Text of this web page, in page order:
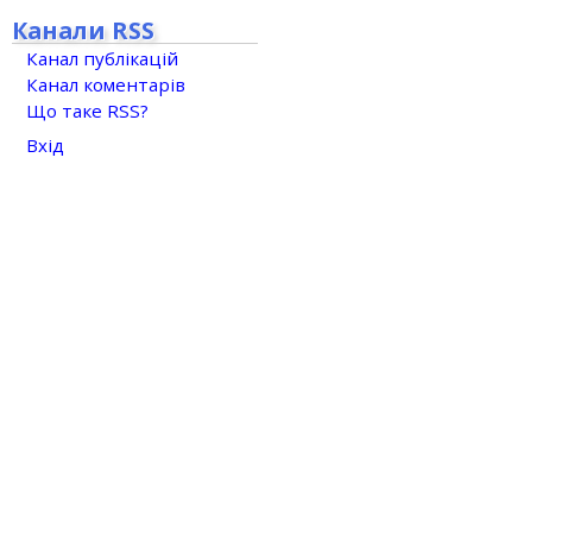
Канали RSS
Канал публікацій
Канал коментарів
Що таке RSS?
Вхід